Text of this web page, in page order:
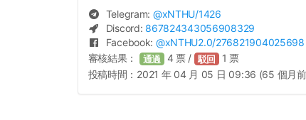
Telegram: @xNTHU/1426
Discord: 867824343056908329
Facebook: @xNTHU2.0/276821904025698
審核結果： 通過 4票 / 駁回 1 票
投稿時間： 2021 年 04 月 05 日 09:36 (65 個月